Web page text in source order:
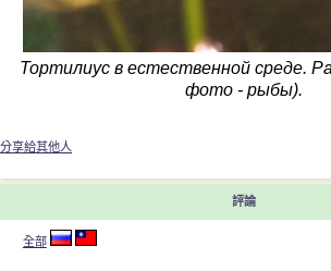
Тортилиус в естественной среде.
фото - рыбы).
分享給其他人
評論
全部